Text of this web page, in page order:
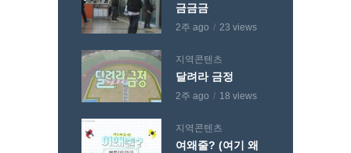
금금금
2주 ago 23 views
지역콘텐츠
달려라 금정
2주 ago 18 views
지역콘텐츠
여왜줄? (여기 왜